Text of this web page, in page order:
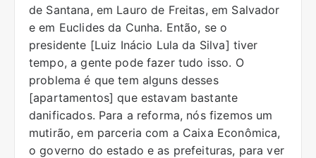
de Santana, em Lauro de Freitas, em Salvador
e em Euclides da Cunha. Então, se o
presidente [Luiz Inácio Lula da Silva] tiver
tempo, a gente pode fazer tudo isso. O
problema é que tem alguns desses
[apartamentos] que estavam bastante
danificados. Para a reforma, nós fizemos um
mutirão, em parceria com a Caixa Econômica,
o governo do estado e as prefeituras, para ver